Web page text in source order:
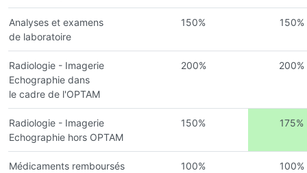
Analyses et examens
de laboratoire
150% 150%
Radiologie - Imagerie
Echographie dans
le cadre de l'OPTAM
200% 200%
Radiologie - Imagerie
Echographie hors OPTAM
150% 175%
Médicaments remboursés
100% 100%